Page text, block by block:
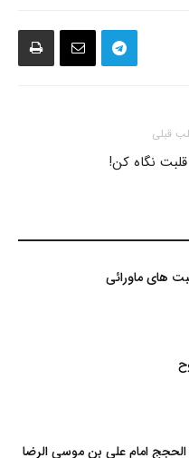
قبلی
نگاه کن!
های ماورائی
امام علی بن موسی الرضا